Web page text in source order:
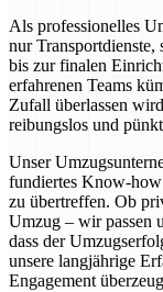
Als professionelles
nur Transportdienste,
bis zur finalen
erfahrenen Teams
Zufall überlassen
reibungslos und
Unser
fundiertes Know-
zu übertreffen. Ob
Umzug – wir passen
dass der
unsere langjährige
Engagement